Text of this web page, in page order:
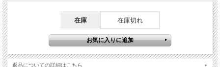
在庫 在庫切れ
返品についての詳細はこちら